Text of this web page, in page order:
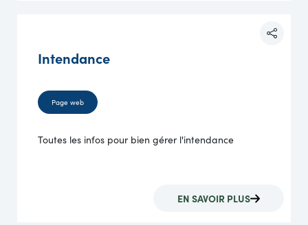
Intendance
Page web
Toutes les infos pour bien gérer l'intendance
EN SAVOIR PLUS